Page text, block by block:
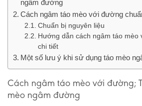
ngâm đường
Cách ngâm táo mèo với đường
Chuẩn bị nguyên liệu
Hướng dẫn cách ngâm táo mèo
chi tiết
Một số lưu ý khi sử dụng táo mèo
Cách ngâm táo mèo với đường;
mèo ngâm đường